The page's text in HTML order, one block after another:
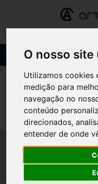
O nosso
Utilizamos cookies
medição para
navegação no
conteúdo
direcionados,
entender de onde